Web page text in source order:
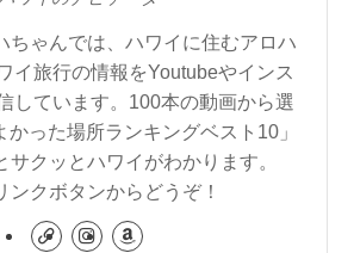
ちゃんでは、ハワイに住むアロハ
イ旅行の情報をYoutubeやインス
しています。100本の動画から選
かった場所ランキングベスト10」
サクッとハワイがわかります。
ンクボタンからどうぞ！